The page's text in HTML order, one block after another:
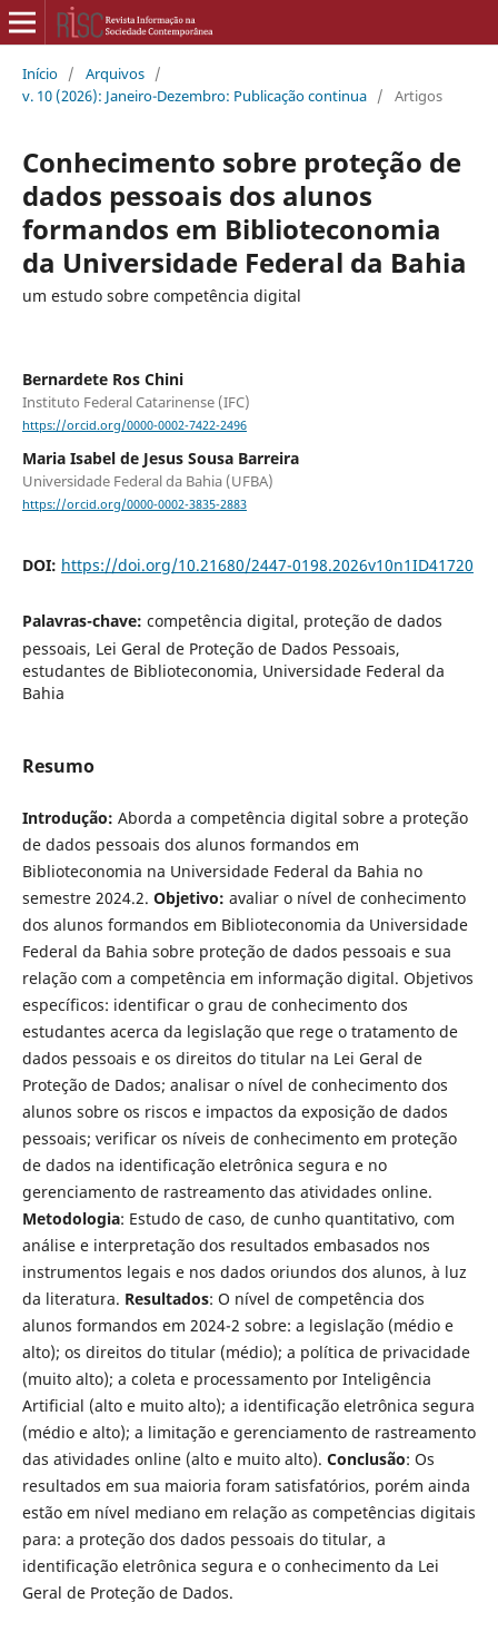
Início / Arquivos /
v. 10 (2026): Janeiro-Dezembro: Publicação continua / Artigos
Conhecimento sobre proteção de
dados pessoais dos alunos
formandos em Biblioteconomia
da Universidade Federal da Bahia
um estudo sobre competência digital
Bernardete Ros Chini
Instituto Federal Catarinense (IFC)
https://orcid.org/0000-0002-7422-2496
Maria Isabel de Jesus Sousa Barreira
Universidade Federal da Bahia (UFBA)
https://orcid.org/0000-0002-3835-2883
DOI: https://doi.org/10.21680/2447-0198.2026v10n1ID41720
Palavras-chave: competência digital, proteção de dados
pessoais, Lei Geral de Proteção de Dados Pessoais,
estudantes de Biblioteconomia, Universidade Federal da
Bahia
Resumo
Introdução: Aborda a competência digital sobre a proteção
de dados pessoais dos alunos formandos em
Biblioteconomia na Universidade Federal da Bahia no
semestre 2024.2. Objetivo: avaliar o nível de conhecimento
dos alunos formandos em Biblioteconomia da Universidade
Federal da Bahia sobre proteção de dados pessoais e sua
relação com a competência em informação digital. Objetivos
específicos: identificar o grau de conhecimento dos
estudantes acerca da legislação que rege o tratamento de
dados pessoais e os direitos do titular na Lei Geral de
Proteção de Dados; analisar o nível de conhecimento dos
alunos sobre os riscos e impactos da exposição de dados
pessoais; verificar os níveis de conhecimento em proteção
de dados na identificação eletrônica segura e no
gerenciamento de rastreamento das atividades online.
Metodologia: Estudo de caso, de cunho quantitativo, com
análise e interpretação dos resultados embasados nos
instrumentos legais e nos dados oriundos dos alunos, à luz
da literatura. Resultados: O nível de competência dos
alunos formandos em 2024-2 sobre: a legislação (médio e
alto); os direitos do titular (médio); a política de privacidade
(muito alto); a coleta e processamento por Inteligência
Artificial (alto e muito alto); a identificação eletrônica segura
(médio e alto); a limitação e gerenciamento de rastreamento
das atividades online (alto e muito alto). Conclusão: Os
resultados em sua maioria foram satisfatórios, porém ainda
estão em nível mediano em relação as competências digitais
para: a proteção dos dados pessoais do titular, a
identificação eletrônica segura e o conhecimento da Lei
Geral de Proteção de Dados.